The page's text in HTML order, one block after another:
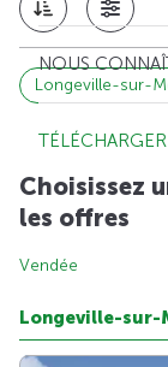
NOUS
Longeville-sur-
Choisissez
les offres
Vendée
Longeville-sur-